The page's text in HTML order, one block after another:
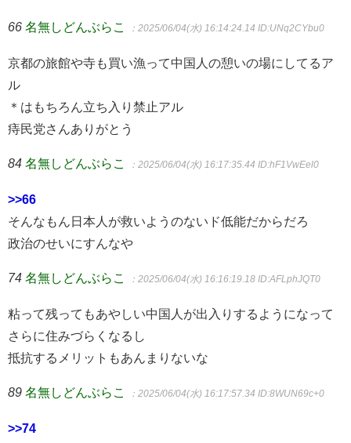
66 名無しどんぶらこ ：2025/06/04(水) 16:14:24.14 ID:UNq2CYbu0
京都の旅館や寺も買い漁って中国人の憩いの場にしてるア
ル
＊はもちろん立ち入り禁止アル
痔民党さんありがとう
84 名無しどんぶらこ ：2025/06/04(水) 16:17:35.44 ID:hF1VwEel0
>>66
そんなもん日本人が救いようのないド低能だからだろ
政治のせいにすんなや
74 名無しどんぶらこ ：2025/06/04(水) 16:16:19.18 ID:AFLphJQT0
粘って残ってもあやしい中国人が出入りするようになって
さらに住みづらくなるし
抵抗するメリットもあんまりないな
89 名無しどんぶらこ ：2025/06/04(水) 16:17:57.34 ID:8WUN69c+0
>>74